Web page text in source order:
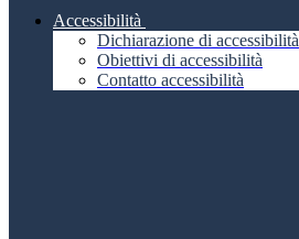
Accessibilità
Dichiarazione di accessibilità
Obiettivi di accessibilità
Contatto accessibilità